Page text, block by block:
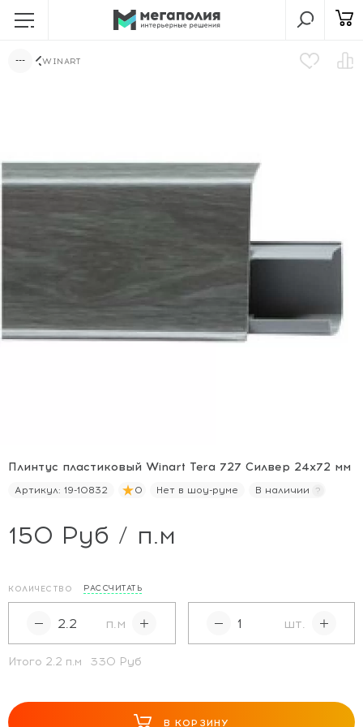
WINART
Плинтус пластиковый Winart Tera 727 Силвер 24х72 мм
Артикул: 19-10832 0 Нет в шоу-руме В наличии
150 Руб / п.м
КОЛИЧЕСТВО РАССЧИТАТЬ
п.м шт.
Итого 2.2 п.м 330 Руб
В КОРЗИНУ